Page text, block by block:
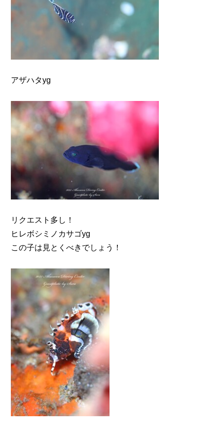
アザハタyg
リクエスト多し！
ヒレボシミノカサゴyg
この子は見とくべきでしょう！